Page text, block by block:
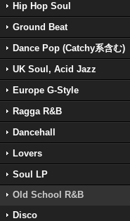
Hip Hop Soul
Ground Beat
Dance Pop (Catchy系含む)
UK Soul, Acid Jazz
Europe G-Style
Ragga R&B
Dancehall
Lovers
Soul LP
Old School R&B
Disco